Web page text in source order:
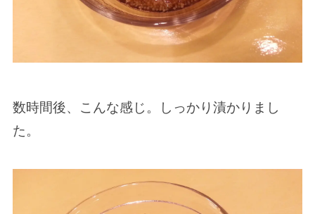
数時間後、こんな感じ。しっかり漬かりまし
た。